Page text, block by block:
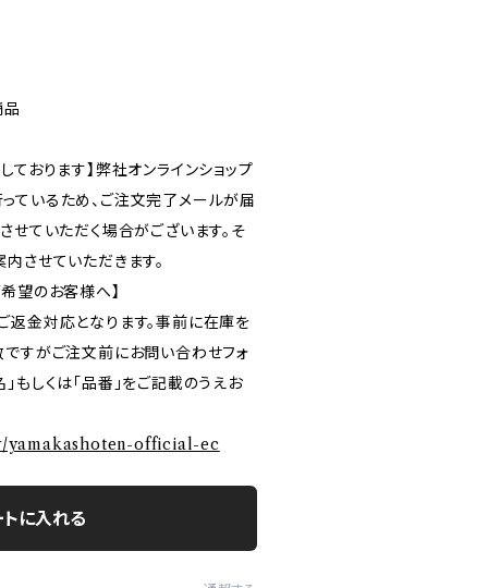
ております】弊社オンラインショップ
ているため、ご注文完了メールが届
せていただく場合がございます。そ
させていただきます。
望のお客様へ】
返金対応となります。事前に在庫を
ですがご注文前にお問い合わせフォ
もしくは「品番」をご記載のうえお
yamakashoten-official-ec
に入れる